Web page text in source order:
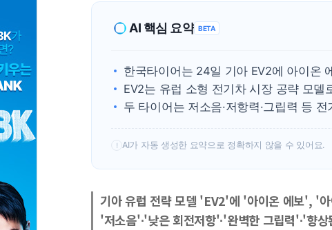
AI 핵심 요약 BETA
한국타이어는 24일 기아 EV2에 아이온
EV2는 유럽 소형 전기차 시장 공략 모
두 타이어는 저소음·저항력·그립력 등
! AI가 자동 생성한 요약으로 정확하지 않을 수 있어요.
기아 유럽 전략 모델 'EV2'에 '아이온 에보', '
'저소음'∙'낮은 회전저항'∙'완벽한 그립력'∙'향